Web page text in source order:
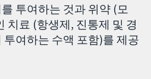
투여하는 것과 위약 (모
치료 (항생제, 진통제 및 경
여하는 수액 포함)를 제공